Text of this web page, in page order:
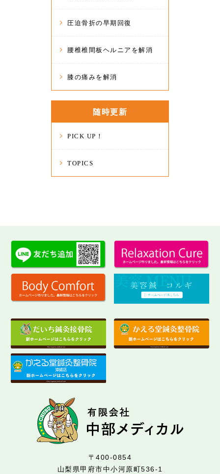
圧迫骨折の早期回復
腰椎椎間板ヘルニアを解消
膝の痛みを解消
随時更新
PICK UP！
TOPICS
〒400-0854
山梨県甲府市中小河原町536-1